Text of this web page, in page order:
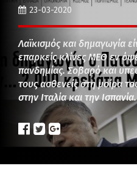
23-03-2020
Λαϊκισμός και δημαγωγία
επαρκείς κλίνες ΜΕΘ εν
πανδημίας. Σοβαρό και
τους ασθενείς στη μοίρα
στην Ιταλία και την Ισπανία.